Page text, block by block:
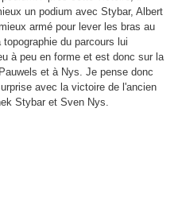
un podium avec Stybar, Albert
armé pour lever les bras au
du parcours lui
à peu en forme et est donc sur la
et à Nys. Je pense donc
avec la victoire de l'ancien
Stybar et Sven Nys.